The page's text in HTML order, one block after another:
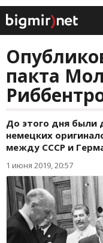
пакта
До этого дня были
немецких
между СССР и
1 июня 2019, 20:57